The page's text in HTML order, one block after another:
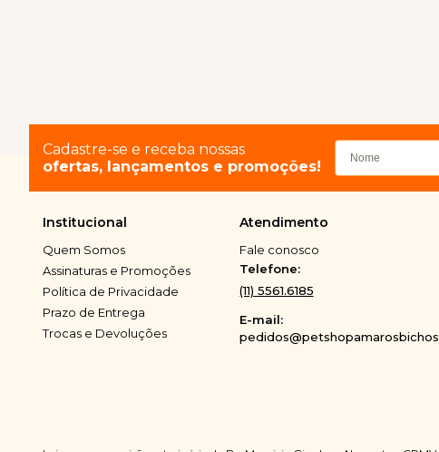
Cadastre-se e receba nossas
ofertas, lançamentos e promoções!
Institucional
Quem Somos
Assinaturas e Promoções
Política de Privacidade
Prazo de Entrega
Trocas e Devoluções
Atendimento
Fale conosco
Telefone:
(11) 5561.6185
E-mail: